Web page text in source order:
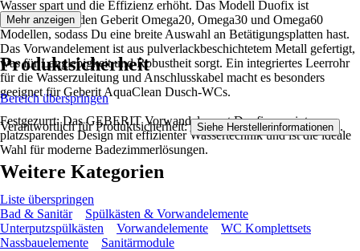
Wasser spart und die Effizienz erhöht. Das Modell Duofix ist
kompatibel mit den Geberit Omega20, Omega30 und Omega60
Modellen, sodass Du eine breite Auswahl an Betätigungsplatten hast.
Das Vorwandelement ist aus pulverlackbeschichtetem Metall gefertigt,
was für Langlebigkeit und Robustheit sorgt. Ein integriertes Leerrohr
für die Wasserzuleitung und Anschlusskabel macht es besonders
geeignet für Geberit AquaClean Dusch-WCs.
Festgezurrt: Das GEBERIT Vorwandelement Duofix vereint
platzsparendes Design mit effizienter Wassertechnik und ist die ideale
Wahl für moderne Badezimmerlösungen.
Mehr anzeigen
Produktsicherheit
Bereich überspringen
Verantwortlich für Produktsicherheit: Siehe Herstellerinformationen .
Weitere Kategorien
Liste überspringen
Bad & Sanitär
Spülkästen & Vorwandelemente
Unterputzspülkästen
Vorwandelemente
WC Komplettsets
Nassbauelemente
Sanitärmodule